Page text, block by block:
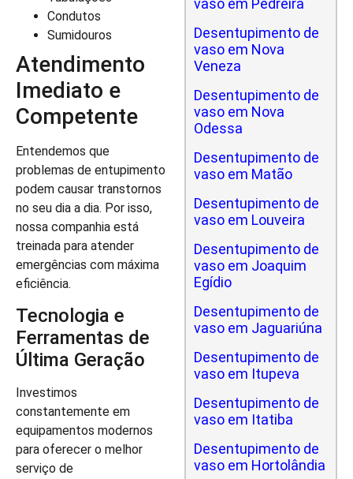
Condutos
Sumidouros
Atendimento
Imediato e
Competente
Entendemos que
problemas de entupimento
podem causar transtornos
no seu dia a dia. Por isso,
nossa companhia está
treinada para atender
emergências com máxima
eficiência.
Tecnologia e
Ferramentas de
Última Geração
Investimos
constantemente em
equipamentos modernos
para oferecer o melhor
serviço de
vaso em Pedreira
Desentupimento de
vaso em Nova
Veneza
Desentupimento de
vaso em Nova
Odessa
Desentupimento de
vaso em Matão
Desentupimento de
vaso em Louveira
Desentupimento de
vaso em Joaquim
Egídio
Desentupimento de
vaso em Jaguariúna
Desentupimento de
vaso em Itupeva
Desentupimento de
vaso em Itatiba
Desentupimento de
vaso em Hortolândia